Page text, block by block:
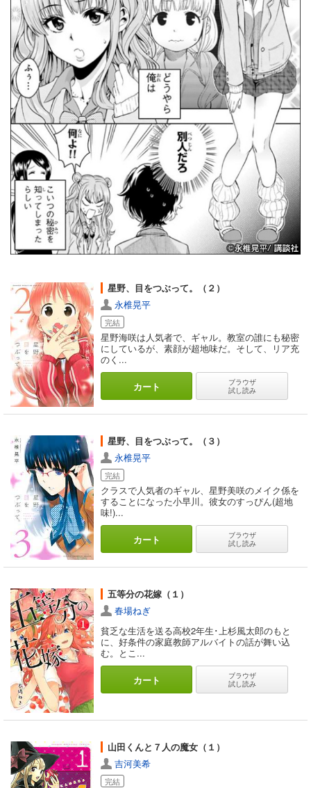
星野、目をつぶって。（２）
永椎晃平
完結
星野海咲は人気者で、ギャル。教室の誰にも秘密
にしているが、素顔が超地味だ。そして、リア充
のく...
カート
ブラウザ
試し読み
星野、目をつぶって。（３）
永椎晃平
完結
クラスで人気者のギャル、星野美咲のメイク係を
することになった小早川。彼女のすっぴん(超地
味!)...
カート
ブラウザ
試し読み
五等分の花嫁（１）
春場ねぎ
貧乏な生活を送る高校2年生･上杉風太郎のもと
に、好条件の家庭教師アルバイトの話が舞い込
む。とこ...
カート
ブラウザ
試し読み
山田くんと７人の魔女（１）
吉河美希
完結